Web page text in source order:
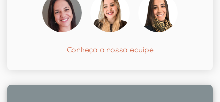
Conheça a nossa equipe